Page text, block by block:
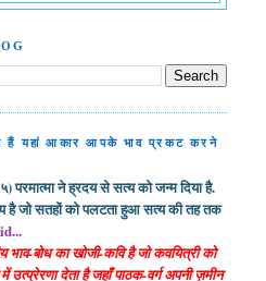
हैं यहां आकार आपके भाव प्रकट करने
परमात्मा ने ह्रदय से सत्य को जन्म दिया है.
है जो सतहों को पलटता हुआ सत्य की तह तक
भाव-बोध का खोजी-कवि है जो कवयित्री को
देता है जहाँ पाठक-वर्ग अपनी ज़मीन